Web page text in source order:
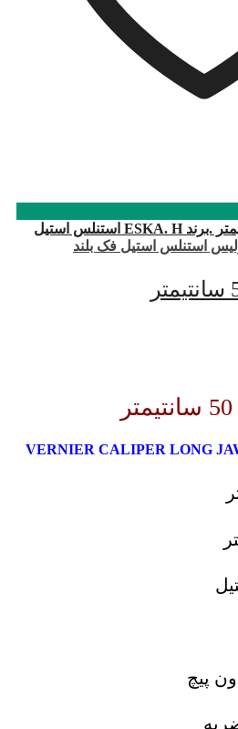
استنلس استیل فک بلند
پیچ